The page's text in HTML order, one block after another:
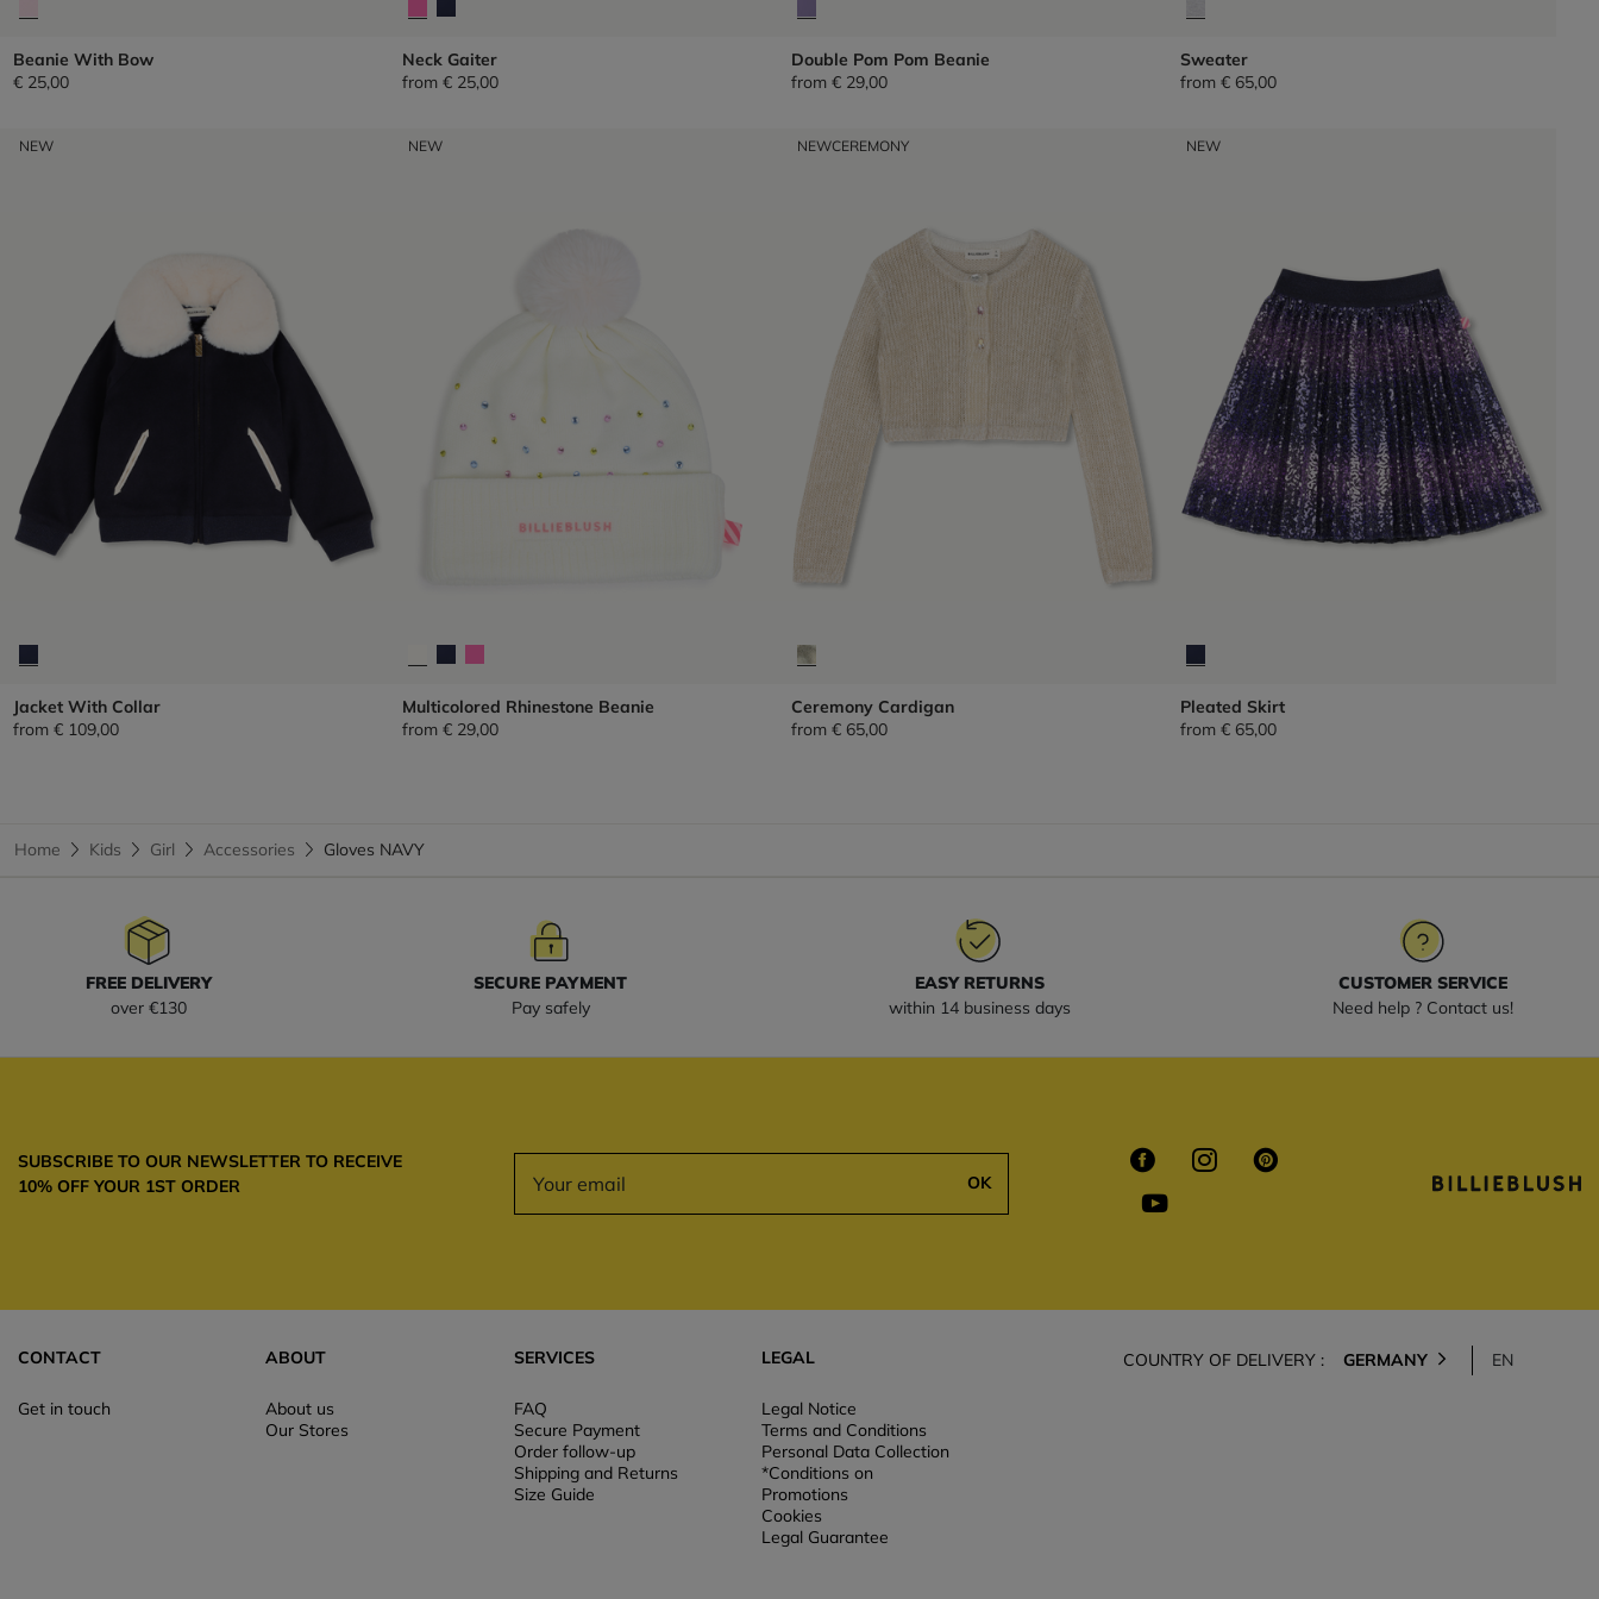
Beanie With Bow
€ 25,00
Neck Gaiter
from € 25,00
Double Pom Pom Beanie
from € 29,00
Sweater
from € 65,00
NEW
Jacket With Collar
from € 109,00
NEW
Multicolored Rhinestone Beanie
from € 29,00
NEWCEREMONY
Ceremony Cardigan
from € 65,00
NEW
Pleated Skirt
from € 65,00
Home Kids Girl Accessories Gloves NAVY
FREE DELIVERY
over €130
SECURE PAYMENT
Pay safely
EASY RETURNS
within 14 business days
CUSTOMER SERVICE
Need help ? Contact us!
SUBSCRIBE TO OUR NEWSLETTER TO RECEIVE
10% OFF YOUR 1ST ORDER
OK
CONTACT
Get in touch
ABOUT
About us
Our Stores
SERVICES
FAQ
Secure Payment
Order follow-up
Shipping and Returns
Size Guide
LEGAL
Legal Notice
Terms and Conditions
Personal Data Collection
*Conditions on
Promotions
Cookies
Legal Guarantee
COUNTRY OF DELIVERY : GERMANY EN